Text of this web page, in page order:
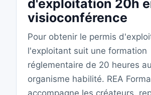
d'exploitation 20h
visioconférence
Pour obtenir le permis
l'exploitant suit une formation
réglementaire de 20 heures
organisme habilité. REA
accompagne les créateurs,